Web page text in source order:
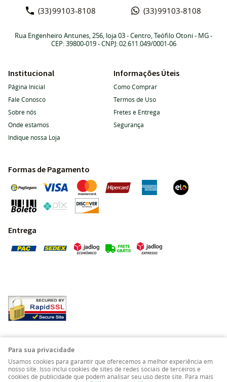
(33)99103-8108 (33)99103-8108
Rua Engenheiro Antunes, 256, loja 03-Centro, Teófilo Otoni- MG-
CEP: 39800-019- CNPJ: 02.611.049/0001-06
Institucional
Página Inicial
Fale Conosco
Sobre nós
Onde estamos
Indique nossa Loja
Informações Úteis
Como Comprar
Termos de Uso
Fretes e Entrega
Segurança
Formas de Pagamento
Entrega
LOJA VIRTUAL CRIADA POR
Para sua privacidade
Usamos cookies para garantir que oferecemos a melhor experiência em
nosso site. Isso inclui cookies de sites de redes sociais de terceiros e
cookies de publicidade que podem analisar seu uso deste site. Para mais